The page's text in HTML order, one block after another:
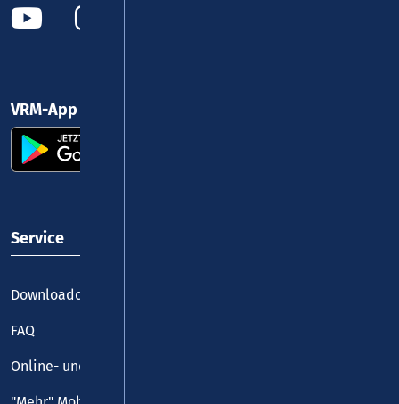
VRM-App nutzen und durchstarten
Service
Downloadcenter
FAQ
Online- und Handy-Tickets